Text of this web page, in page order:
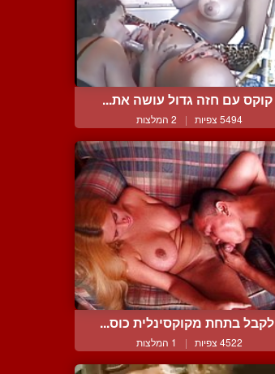
קוקס עם חזה גדול עושה את...
5494 צפיות | 2 המלצות
לקבל בתחת מקוקסינלית כוס...
4522 צפיות | 1 המלצות